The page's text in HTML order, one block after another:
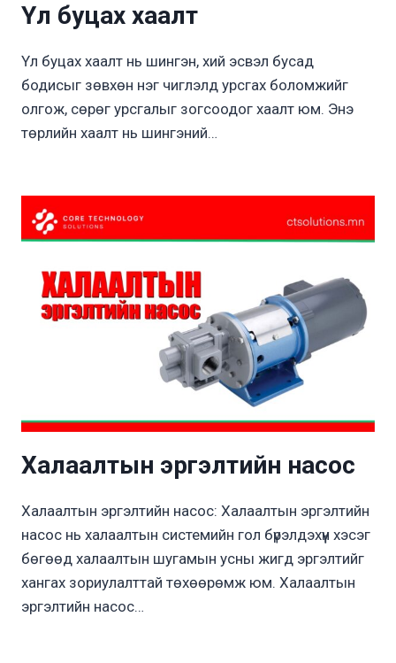
Үл буцах хаалт
Үл буцах хаалт нь шингэн, хий эсвэл бусад
бодисыг зөвхөн нэг чиглэлд урсгах боломжийг
олгож, сөрөг урсгалыг зогсоодог хаалт юм. Энэ
төрлийн хаалт нь шингэний…
Халаалтын эргэлтийн насос
Халаалтын эргэлтийн насос: Халаалтын эргэлтийн
насос нь халаалтын системийн гол бүрэлдэхүүн хэсэг
бөгөөд халаалтын шугамын усны жигд эргэлтийг
хангах зориулалттай төхөөрөмж юм. Халаалтын
эргэлтийн насос…